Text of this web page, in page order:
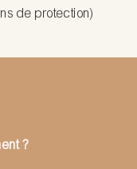
de protection)
?